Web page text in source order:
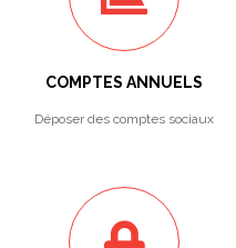
COMPTES ANNUELS
Déposer des comptes sociaux